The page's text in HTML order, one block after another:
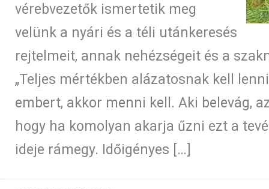
vérebvezetők ismertetik meg
velünk a nyári és a téli utánkeresés
rejtelmeit, annak nehézségeit és a
„Teljes mértékben alázatosnak kell
embert, akkor menni kell. Aki belevág,
hogy ha komolyan akarja űzni ezt a
ideje rámegy. Időigényes […]